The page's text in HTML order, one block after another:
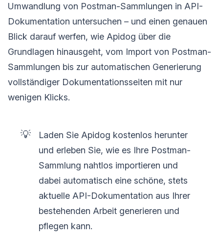
Umwandlung von Postman-Sammlungen in API-
Dokumentation untersuchen – und einen genauen
Blick darauf werfen, wie Apidog über die
Grundlagen hinausgeht, vom Import von Postman-
Sammlungen bis zur automatischen Generierung
vollständiger Dokumentationsseiten mit nur
wenigen Klicks.
💡
Laden Sie Apidog kostenlos herunter
und erleben Sie, wie es Ihre Postman-
Sammlung nahtlos importieren und
dabei automatisch eine schöne, stets
aktuelle API-Dokumentation aus Ihrer
bestehenden Arbeit generieren und
pflegen kann.